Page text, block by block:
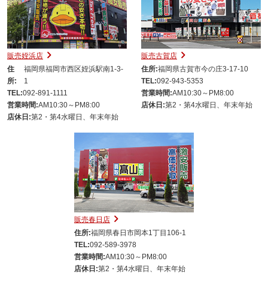
販売姪浜店
住
所:
福岡県福岡市西区姪浜駅南1-3-
1
TEL:092-891-1111
営業時間:AM10:30～PM8:00
店休日:第2・第4水曜日、年末年始
販売古賀店
住所:福岡県古賀市今の庄3-17-10
TEL:092-943-5353
営業時間:AM10:30～PM8:00
店休日:第2・第4水曜日、年末年始
販売春日店
住所:福岡県春日市岡本1丁目106-1
TEL:092-589-3978
営業時間:AM10:30～PM8:00
店休日:第2・第4水曜日、年末年始